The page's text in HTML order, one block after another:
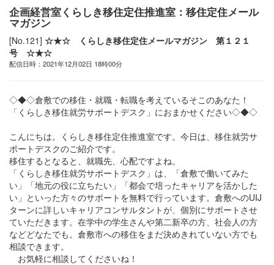
企画経営室くらしき移住定住推進室：移住定住メール
マガジン
[No.121] ☆★☆ くらしき移住定住メールマガジン 第１２１
号 ☆★☆
配信日時：2021年12月02日 18時00分
◇◆◇倉敷での移住・就職・転職を考えているそこのあなた！
「くらしき移住就労サポートデスク」におまかせください◇◆◇
こんにちは。くらしき移住定住推進室です。今日は、移住就労サ
ポートデスクのご紹介です。
移住するとなると、就職先、心配ですよね。
「くらしき移住就労サポートデスク」は、「倉敷で働いてみた
い」「地元の役に立ちたい」「都会で培ったキャリアを活かした
い」といった方々のサポートを無料で行っています。倉敷へのUIJ
ターンに詳しいキャリアコンサルタントが、個別にサポートさせ
ていただきます。在学中の学生さんや第二新卒の方、社会人の方
などどなたでも。倉敷市への移住をまだ決めきれていない方でも
相談できます。
お気軽に相談してくださいね！